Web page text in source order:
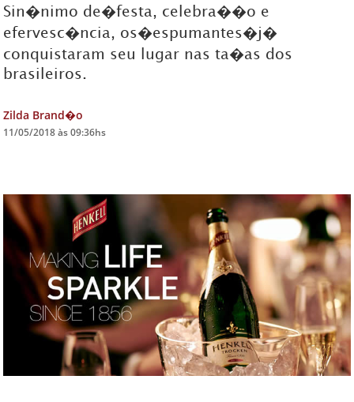
SOCIAL
TURISMO
ÚLTIMAS NOTÍCIAS
FALE CONOSCO
Sin�nimo de�festa, celebra��o e
efervesc�ncia, os�espumantes�j�
conquistaram seu lugar nas ta�as dos
brasileiros.
Zilda Brand�o
11/05/2018 às 09:36hs